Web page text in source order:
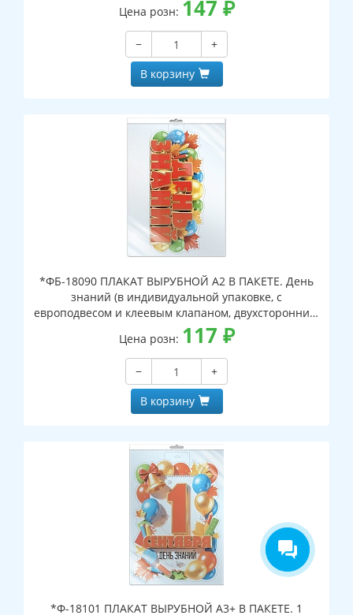
Цена розн: 147 ₽
−
+
В корзину
*ФБ-18090 ПЛАКАТ ВЫРУБНОЙ А2 В ПАКЕТЕ. День
знаний (в индивидуальной упаковке, с
европодвесом и клеевым клапаном, двухсторонний,
ВД-лак)
Цена розн: 117 ₽
−
+
В корзину
*Ф-18101 ПЛАКАТ ВЫРУБНОЙ А3+ В ПАКЕТЕ. 1